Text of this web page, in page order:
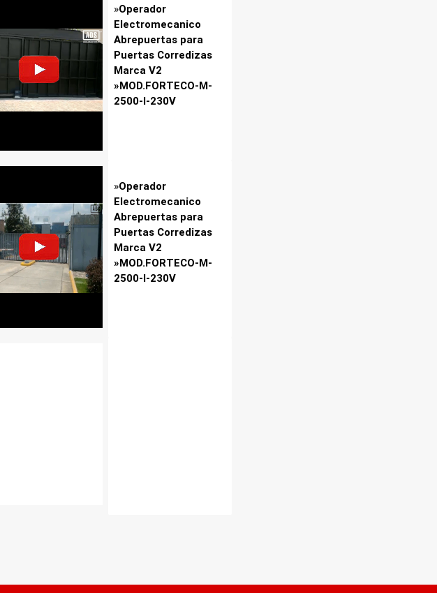
»Operador
Electromecanico
Abrepuertas para
Puertas Corredizas
Marca V2
»MOD.FORTECO-M-
2500-I-230V
»Operador
Electromecanico
Abrepuertas para
Puertas Corredizas
Marca V2
»MOD.FORTECO-M-
2500-I-230V